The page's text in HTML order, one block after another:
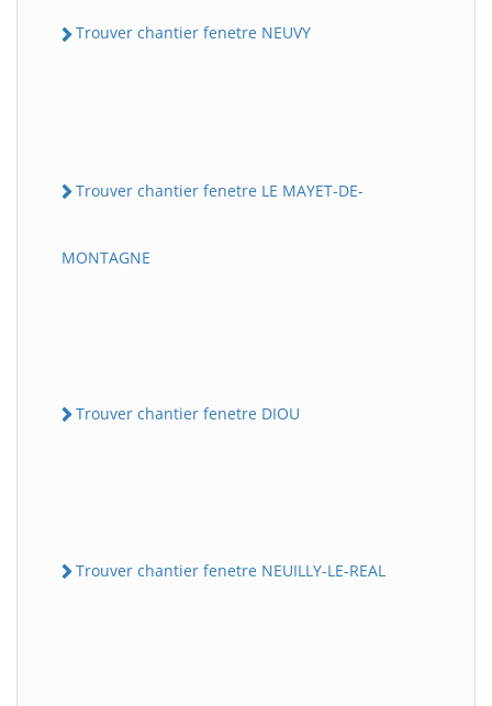
Trouver chantier fenetre NEUVY
Trouver chantier fenetre LE MAYET-DE-
MONTAGNE
Trouver chantier fenetre DIOU
Trouver chantier fenetre NEUILLY-LE-REAL